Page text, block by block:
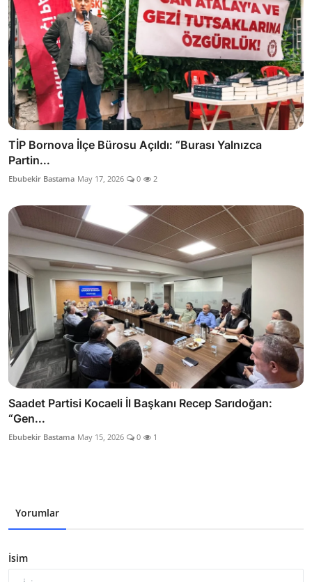
TİP Bornova İlçe Bürosu Açıldı: “Burası Yalnızca
Partin...
Ebubekir Bastama May 17, 2026 0 2
Saadet Partisi Kocaeli İl Başkanı Recep Sarıdoğan:
“Gen...
Ebubekir Bastama May 15, 2026 0 1
Yorumlar
İsim